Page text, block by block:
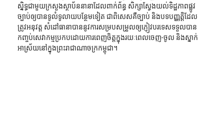
ស្និទ្ធជាមួយក្រសួងស្ថាប័ននានាដែលពាក់ព័ន្ធ សិក្សាស្វែងយល់ទិដ្ឋភាពផ្លូវ
ច្បាប់ឲ្យបានទូលំទូលាយបន្ថែមទៀត ជាពិសេសគឺច្បាប់ និងបទបញ្ញត្តិដែល
ត្រូវអនុវត្ត សំដៅធានាបាននូវការសម្របសម្រួលឲ្យភ្ញៀវបរទេសទទួលបាន
កញ្ចប់សេវាកម្មប្រកបដោយការពេញចិត្តក្នុងរយៈពេលចេញ-ចូល និងស្នាក់
អាស្រ័យនៅក្នុងព្រះរាជាណាចក្រកម្ពុជា។